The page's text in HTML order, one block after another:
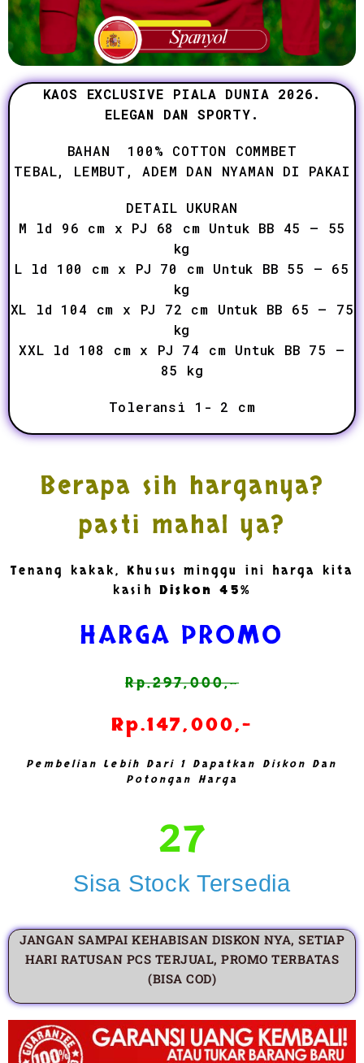
KAOS EXCLUSIVE PIALA DUNIA 2026.
ELEGAN DAN SPORTY.
BAHAN 100% COTTON COMMBET
TEBAL, LEMBUT, ADEM DAN NYAMAN DI PAKAI
DETAIL UKURAN
M ld 96 cm x PJ 68 cm Untuk BB 45 – 55
kg
L ld 100 cm x PJ 70 cm Untuk BB 55 – 65
kg
XL ld 104 cm x PJ 72 cm Untuk BB 65 – 75
kg
XXL ld 108 cm x PJ 74 cm Untuk BB 75 –
85 kg
Toleransi 1- 2 cm
Berapa sih harganya?
pasti mahal ya?
Tenang kakak, Khusus minggu ini harga kita
kasih Diskon 45%
HARGA PROMO
Rp.297,000,-
Rp.147,000,-
Pembelian Lebih Dari 1 Dapatkan Diskon Dan
Potongan Harga
Sisa Stock Tersedia
27
JANGAN SAMPAI KEHABISAN DISKON NYA, SETIAP
HARI RATUSAN PCS TERJUAL, PROMO TERBATAS
(BISA COD)